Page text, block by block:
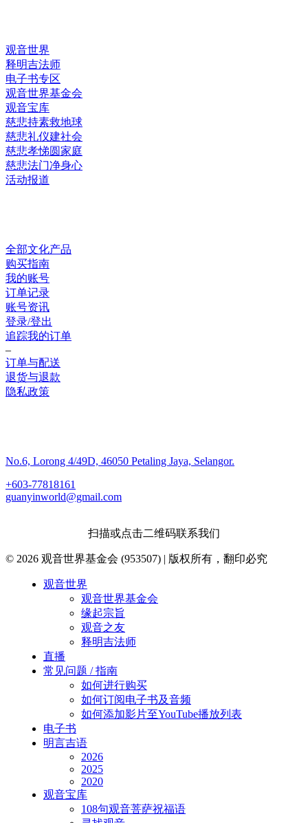
观音世界
释明吉法师
电子书专区
观音世界基金会
观音宝库
慈悲持素救地球
慈悲礼仪建社会
慈悲孝悌圆家庭
慈悲法门净身心
活动报道
全部文化产品
购买指南
我的账号
订单记录
账号资讯
登录/登出
追踪我的订单
–
订单与配送
退货与退款
隐私政策
No.6, Lorong 4/49D, 46050 Petaling Jaya, Selangor.
+603-77818161
guanyinworld@gmail.com
扫描或点击二维码联系我们
© 2026 观音世界基金会 (953507) | 版权所有，翻印必究
观音世界
观音世界基金会
缘起宗旨
观音之友
释明吉法师
直播
常见问题 / 指南
如何进行购买
如何订阅电子书及音频
如何添加影片至YouTube播放列表
电子书
明言吉语
2026
2025
2020
观音宝库
108句观音菩萨祝福语